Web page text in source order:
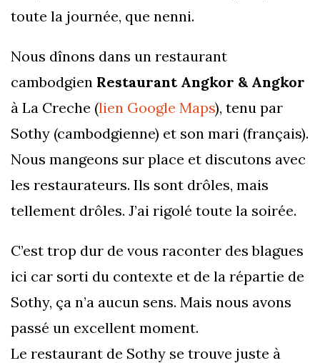
toute la journée, que nenni.
Nous dînons dans un restaurant
cambodgien Restaurant Angkor & Angkor
à La Creche (lien Google Maps), tenu par
Sothy (cambodgienne) et son mari (français).
Nous mangeons sur place et discutons avec
les restaurateurs. Ils sont drôles, mais
tellement drôles. J’ai rigolé toute la soirée.
C’est trop dur de vous raconter des blagues
ici car sorti du contexte et de la répartie de
Sothy, ça n’a aucun sens. Mais nous avons
passé un excellent moment.
Le restaurant de Sothy se trouve juste à